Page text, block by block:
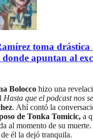
toma drástica
apuntan al
Bolocco hizo una
Hasta que el podcast nos
. Ahí contó la
de Tonka Tomicic, a
al momento de su
él la dejó tranquila.